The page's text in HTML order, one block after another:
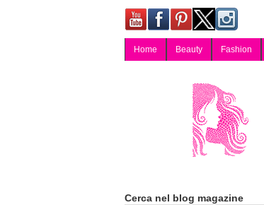
Home Beauty Fashion
Cerca nel blog magazine